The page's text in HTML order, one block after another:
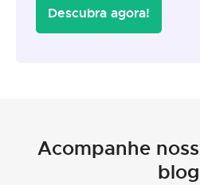
Descubra agora!
Acompanhe
blog